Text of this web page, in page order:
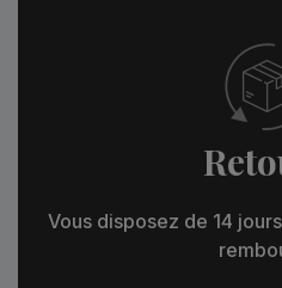
Vous disposez de 14